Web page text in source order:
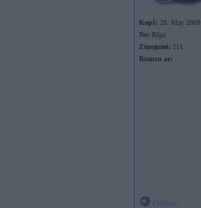
Kopš: 28. May 2009
No: Rīga
Ziņojumi: 211
Braucu ar: